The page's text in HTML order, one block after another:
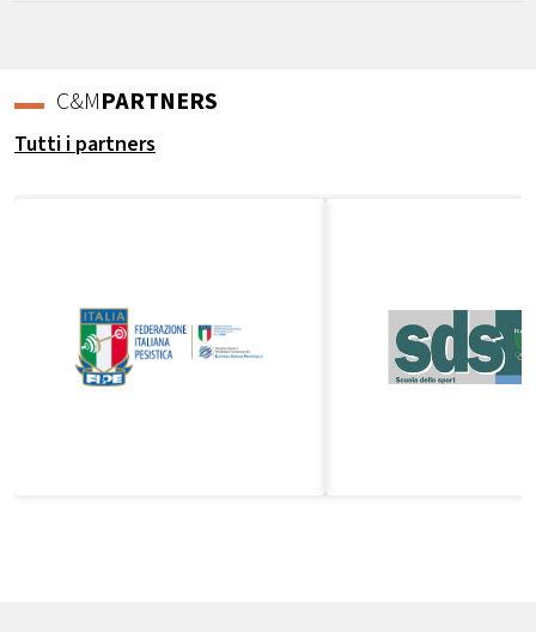
C&MPARTNERS
Tutti i partners